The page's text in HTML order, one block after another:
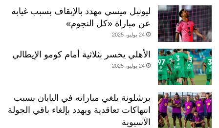
ليونيل ميسي مهدد بالإيقاف بسبب غيابه
عن مباراة «كل النجوم»
24 يوليو، 2025
الأهلي يخسر بثلاثية أمام كومو الإيطالي
24 يوليو، 2025
برشلونة يلغي مباراته في اليابان بسبب
انتهاكات تعاقدية ويهدد بإلغاء باقي الجولة
الآسيوية